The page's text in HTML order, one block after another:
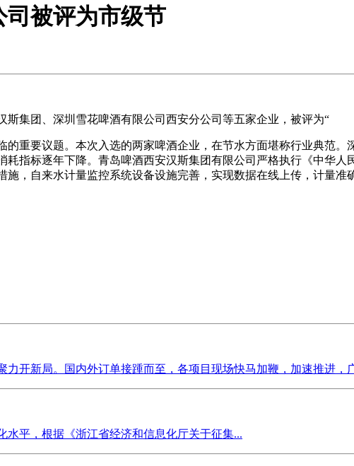
被评为市级节
集团、深圳雪花啤酒有限公司西安分公司等五家企业，被评为“
要议题。本次入选的两家啤酒企业，在节水方面堪称行业典范。
指标逐年下降。青岛啤酒西安汉斯集团有限公司严格执行《中华
，自来水计量监控系统设备设施完善，实现数据在线上传，计量准
开新局。国内外订单接踵而至，各项目现场快马加鞭，加速推进，
平，根据《浙江省经济和信息化厅关于征集...